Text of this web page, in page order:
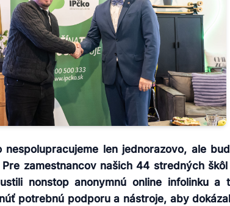
nespolupracujeme len jednorazovo, ale
zamestnancov našich 44 stredných
nonstop anonymnú online infolinku
potrebnú podporu a nástroje, aby